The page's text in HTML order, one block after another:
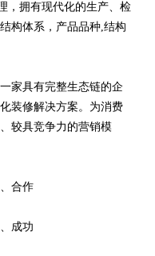
，拥有现代化的生产、检
构体系，产品品种,结构
家具有完整生态链的企
装修解决方案。为消费
较具竞争力的营销模
合作
成功